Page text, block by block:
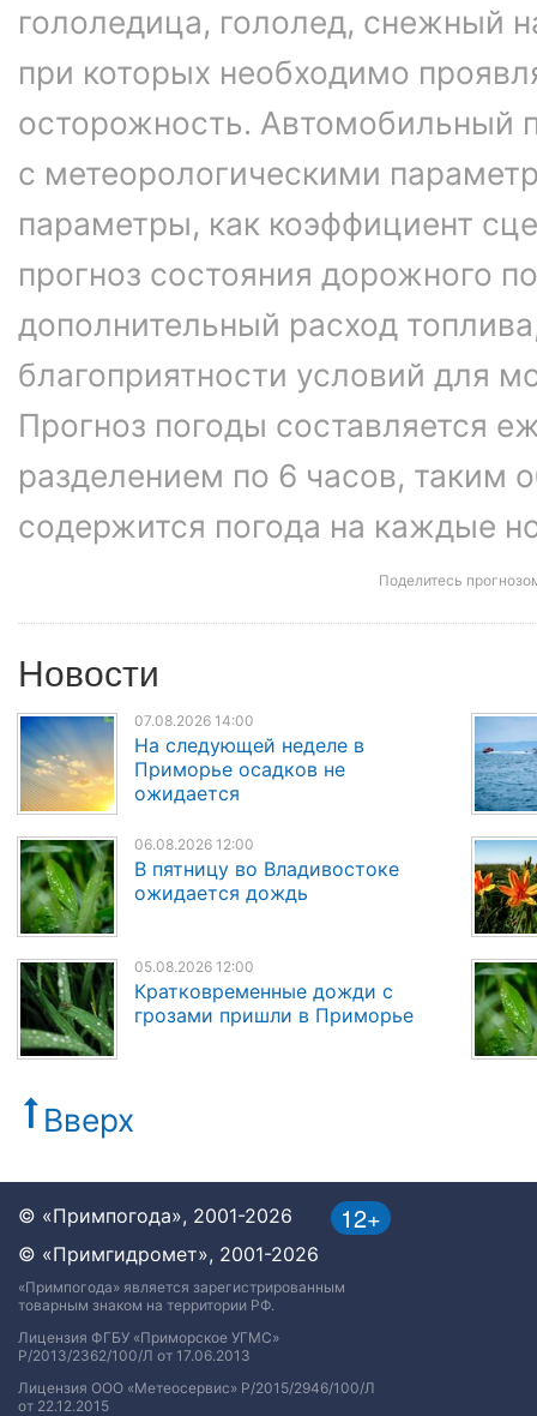
гололедица, гололед, снежный
при которых необходимо
осторожность. Автомобильный
с метеорологическими
параметры, как коэффициент
прогноз состояния дорожного
дополнительный расход
благоприятности условий для
Прогноз погоды составляется
разделением по 6 часов, таким
содержится погода на каждые
Поделитесь
Новости
07.08.2026 14:00
На следующей неделе в
Приморье осадков не
ожидается
06.08.2026 12:00
В пятницу во Владивостоке
ожидается дождь
05.08.2026 12:00
Кратковременные дожди с
грозами пришли в Приморье
Вверх
12+
© «Примпогода», 2001-2026
© «Примгидромет», 2001-2026
«Примпогода» является зарегистрированным
товарным знаком на территории РФ.
Лицензия ФГБУ «Приморское УГМС»
Р/2013/2362/100/Л от 17.06.2013
Лицензия ООО «Метеосервис» Р/2015/2946/100/Л
от 22.12.2015